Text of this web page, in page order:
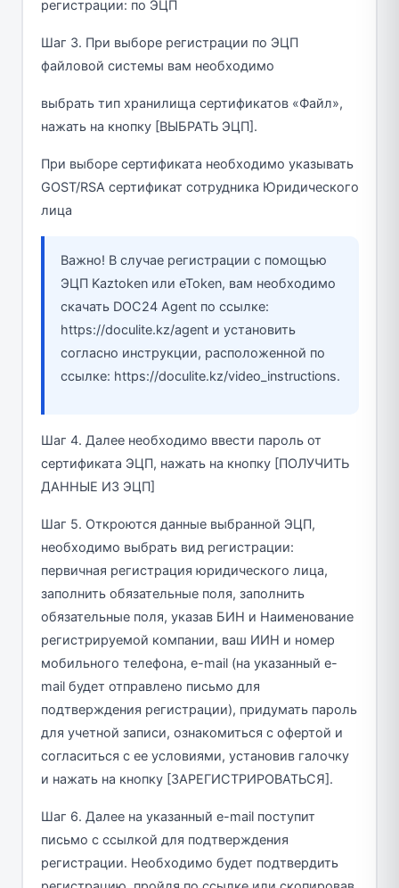
регистрации: по ЭЦП
Шаг 3. При выборе регистрации по ЭЦП
файловой системы вам необходимо
выбрать тип хранилища сертификатов «Файл»,
нажать на кнопку [ВЫБРАТЬ ЭЦП].
При выборе сертификата необходимо указывать
GOST/RSA сертификат сотрудника Юридического
лица
Важно! В случае регистрации с помощью
ЭЦП Kaztoken или eToken, вам необходимо
скачать DOC24 Agent по ссылке:
https://doculite.kz/agent и установить
согласно инструкции, расположенной по
ссылке: https://doculite.kz/video_instructions.
Шаг 4. Далее необходимо ввести пароль от
сертификата ЭЦП, нажать на кнопку [ПОЛУЧИТЬ
ДАННЫЕ ИЗ ЭЦП]
Шаг 5. Откроются данные выбранной ЭЦП,
необходимо выбрать вид регистрации:
первичная регистрация юридического лица,
заполнить обязательные поля, заполнить
обязательные поля, указав БИН и Наименование
регистрируемой компании, ваш ИИН и номер
мобильного телефона, e-mail (на указанный e-
mail будет отправлено письмо для
подтверждения регистрации), придумать пароль
для учетной записи, ознакомиться с офертой и
согласиться с ее условиями, установив галочку
и нажать на кнопку [ЗАРЕГИСТРИРОВАТЬСЯ].
Шаг 6. Далее на указанный e-mail поступит
письмо с ссылкой для подтверждения
регистрации. Необходимо будет подтвердить